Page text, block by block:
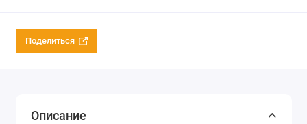
Поделиться
Описание